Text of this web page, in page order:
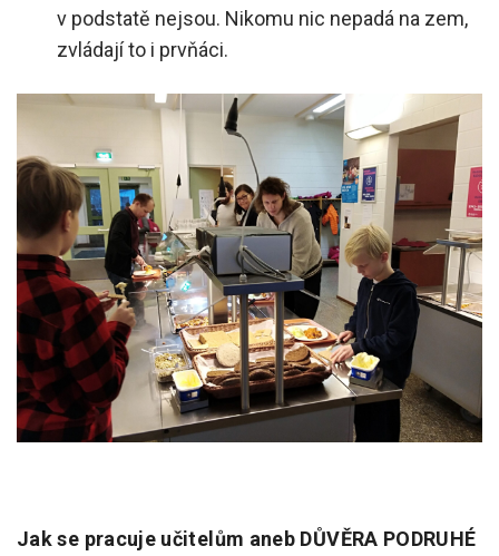
v podstatě nejsou. Nikomu nic nepadá na zem,
zvládají to i prvňáci.
Jak se pracuje učitelům aneb DŮVĚRA PODRUHÉ